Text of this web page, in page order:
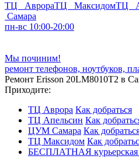
ТЦ АврораТЦ МаксидомТЦ
Самара
пн-вс 10:00-20:00
Мы починим!
ремонт телефонов, ноутбуков,
Ремонт Erisson 20LM8010T2 в
Приходите:
ТЦ Аврора Как добраться
ТЦ Апельсин Как
ЦУМ Самара Как
ТЦ Максидом Как
БЕСПЛАТНАЯ курьерская